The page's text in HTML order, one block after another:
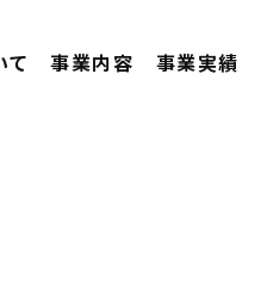
て 事業内容 事業実績